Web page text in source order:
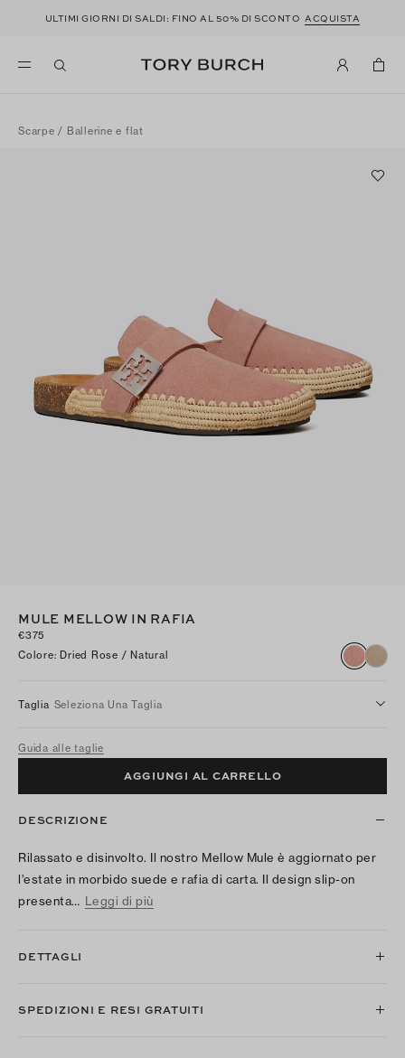
ULTIMI GIORNI DI SALDI: FINO AL 50% DI SCONTO ACQUISTA
Scarpe / Ballerine e flat
MULE MELLOW IN RAFIA
€375
Colore: Dried Rose / Natural
Taglia Seleziona Una Taglia
Guida alle taglie
AGGIUNGI AL CARRELLO
DESCRIZIONE
Rilassato e disinvolto. Il nostro Mellow Mule è aggiornato per
l’estate in morbido suede e rafia di carta. Il design slip-on
presenta… Leggi di più
DETTAGLI
SPEDIZIONI E RESI GRATUITI